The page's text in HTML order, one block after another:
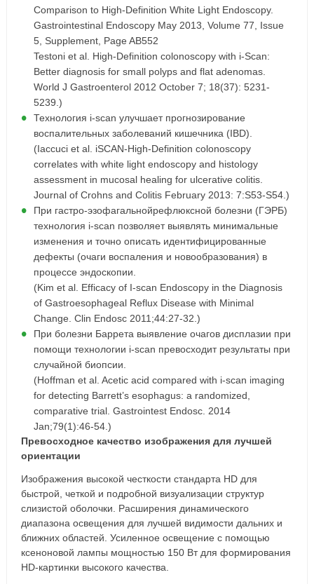
Comparison to High-Definition White Light Endoscopy.
Gastrointestinal Endoscopy May 2013, Volume 77, Issue
5, Supplement, Page AB552
Testoni et al. High-Definition colonoscopy with i-Scan:
Better diagnosis for small polyps and flat adenomas.
World J Gastroenterol 2012 October 7; 18(37): 5231-
5239.)
Технология i-scan улучшает прогнозирование
воспалительных заболеваний кишечника (IBD).
(Iaccuci et al. iSCAN-High-Definition colonoscopy
correlates with white light endoscopy and histology
assessment in mucosal healing for ulcerative colitis.
Journal of Crohns and Colitis February 2013: 7:S53-S54.)
При гастро-эзофагальнойрефлюксной болезни (ГЭРБ)
технология i-scan позволяет выявлять минимальные
изменения и точно описать идентифицированные
дефекты (очаги воспаления и новообразования) в
процессе эндоскопии.
(Kim et al. Efficacy of I-scan Endoscopy in the Diagnosis
of Gastroesophageal Reflux Disease with Minimal
Change. Clin Endosc 2011;44:27-32.)
При болезни Баррета выявление очагов дисплазии при
помощи технологии i-scan превосходит результаты при
случайной биопсии.
(Hoffman et al. Acetic acid compared with i-scan imaging
for detecting Barrett’s esophagus: a randomized,
comparative trial. Gastrointest Endosc. 2014
Jan;79(1):46-54.)
Превосходное качество изображения для лучшей
ориентации
Изображения высокой честкости стандарта HD для
быстрой, четкой и подробной визуализации структур
слизистой оболочки. Расширения динамического
диапазона освещения для лучшей видимости дальних и
ближних областей. Усиленное освещение с помощью
ксеноновой лампы мощностью 150 Вт для формирования
HD-картинки высокого качества.